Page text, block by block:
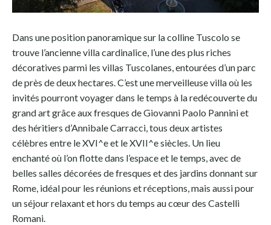
Dans une position panoramique sur la colline Tuscolo se
trouve l’ancienne villa cardinalice, l’une des plus riches
décoratives parmi les villas Tuscolanes, entourées d’un parc
de près de deux hectares. C’est une merveilleuse villa où les
invités pourront voyager dans le temps à la redécouverte du
grand art grâce aux fresques de Giovanni Paolo Pannini et
des héritiers d’Annibale Carracci, tous deux artistes
célèbres entre le XVI^e et le XVII^e siècles. Un lieu
enchanté où l’on flotte dans l’espace et le temps, avec de
belles salles décorées de fresques et des jardins donnant sur
Rome, idéal pour les réunions et réceptions, mais aussi pour
un séjour relaxant et hors du temps au cœur des Castelli
Romani.